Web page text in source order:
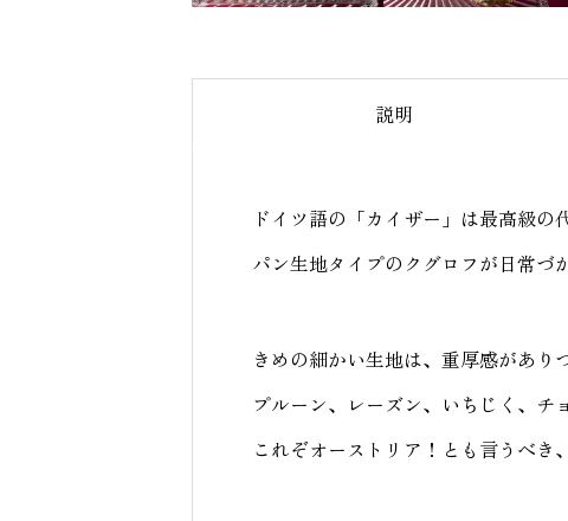
説明
ドイツ語の「カイザー」は最高級の
パン生地タイプのクグロフが日常づ
きめの細かい生地は、重厚感があり
プルーン、レーズン、いちじく、
これぞオーストリア！とも言うべき